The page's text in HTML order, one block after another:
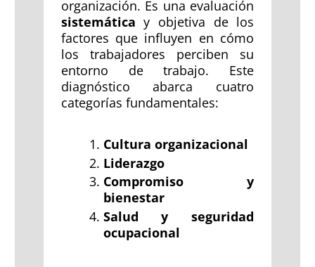
organización. Es una evaluación
sistemática y objetiva de los
factores que influyen en cómo
los trabajadores perciben su
entorno de trabajo. Este
diagnóstico abarca cuatro
categorías fundamentales:
Cultura organizacional
Liderazgo
Compromiso y
bienestar
Salud y seguridad
ocupacional